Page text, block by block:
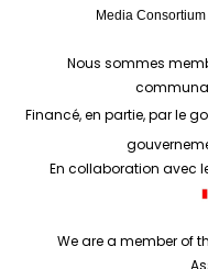
Media
Nous sommes
Financé, en partie, par le
En collaboration avec
We are a member of